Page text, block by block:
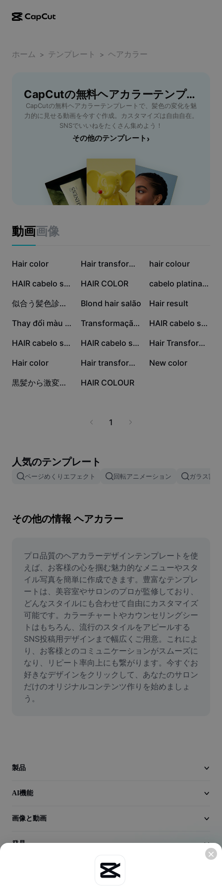
CapCutデスクトップ
CapCut Pad
CapCutモバイル
動画スタジオ
AI動画ジェネレーター
AI画像ジェネレーター
Dreamina Seedance 2.5
Nano Banana Pro
画像結合
画像サイズ変更
ミームジェネレーター
AI Text Remover
AI People Remover
AI Inpainting
Face Cutout
動画
動画背景削除
動画コンバーター
動画エディター＆ジェネレーター
画像エディター＆ジェネレーター
音声ジェネレーター＆エディター
ユースケース
マーケティング
ソーシャルメディアのテンプレート
その他
カレンダーのテンプレート
アニバーサリーのテンプレート
エフェクトのテンプレート
産業のテンプレート
振り返りのテンプレート
取り組み
アフィリエイト
パイオニアプログラム
クリエイティブパートナープログラム
CapCutクリエイティブキャンパス
トラストセンター
ヘルプセンター
ニュースルーム
CapCutの利用規約について
Dreamina Seedance 2.0 Launch
ホーム > テンプレート > ヘアカラー
CapCutの無料ヘアカラーテンプレート
CapCutの無料ヘアカラーテンプレートで、髪色の変化を魅
力的に見せる動画を今すぐ作成。カスタマイズは自由自在。
SNSでいいねをたくさん集めよう！
その他のテンプレート ›
動画画像
27.6万
Hair color 10.6万 Hair transformation 10.4万
hair colour
1.4万 HAIR cabelo salão 1.1万
HAIR COLOR 7173 cabelo platinado
6626 似合う髪色診断💇🏻‍♀️💛 6040
Blond hair salão 3610
Hair result
2310 Thay đổi màu tóc 1330 Transformação cabelo 530 HAIR cabelo salão
515 HAIR cabelo salão 244 HAIR cabelo salão 187 Hair Transformation
180
Hair color 109 Hair transformation 95
New color
20 黒髪から激変ヘアカラー✨ 9
HAIR COLOUR
1
人気のテンプレート
ページめくりエフェクト 回転アニメーション ガラス割
その他の情報 ヘアカラー
プロ品質のヘアカラーデザインテンプレートを使
えば、お客様の心を掴む魅力的なメニューやスタ
イル写真を簡単に作成できます。豊富なテンプレ
ートは、美容室やサロンのプロが監修しており、
どんなスタイルにも合わせて自由にカスタマイズ
可能です。カラーチャートやカウンセリングシー
トはもちろん、流行のスタイルをアピールする
SNS投稿用デザインまで幅広くご用意。これによ
り、お客様とのコミュニケーションがスムーズに
なり、リピート率向上にも繋がります。今すぐお
好きなデザインをクリックして、あなたのサロン
だけのオリジナルコンテンツ作りを始めましょ
う。
製品
AI機能
画像と動画
発見